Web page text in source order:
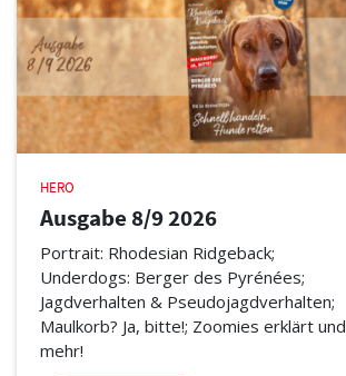
HERO
Ausgabe 8/9 2026
Portrait: Rhodesian Ridgeback;
Underdogs: Berger des Pyrénées;
Jagdverhalten & Pseudojagdverhalten;
Maulkorb? Ja, bitte!; Zoomies erklärt und
mehr!